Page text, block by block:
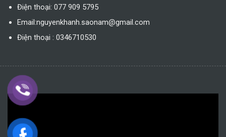
Điện thoại: 077 909 5795
Email:nguyenkhanh.saonam@gmail.com
Điện thoại : 0346710530